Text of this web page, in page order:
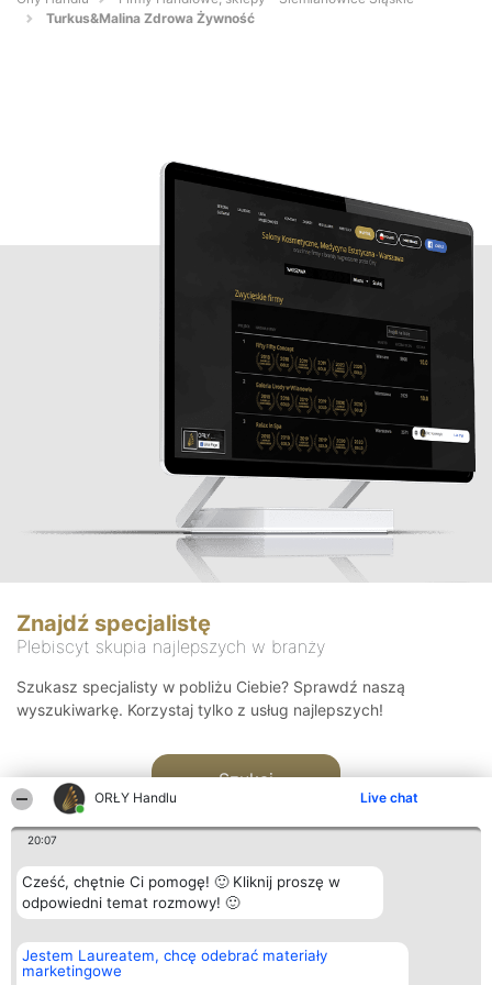
ORŁY Handlu Live chat
20:07
Cześć, chętnie Ci pomogę! 🙂 Kliknij proszę w
odpowiedni temat rozmowy! 🙂
Jestem Laureatem, chcę odebrać materiały
marketingowe
Turkus&Malina Zdrowa Żywność
Znajdź specjalistę
Plebiscyt skupia najlepszych w branży
Szukasz specjalisty w pobliżu Ciebie? Sprawdź naszą
wyszukiwarkę. Korzystaj tylko z usług najlepszych!
Szukaj
Organizator plebiscytu
Bright Side Solutions sp. z o.
o. sp. k.
Plebiscyt
Laureaci
Kontakt
Kontakt